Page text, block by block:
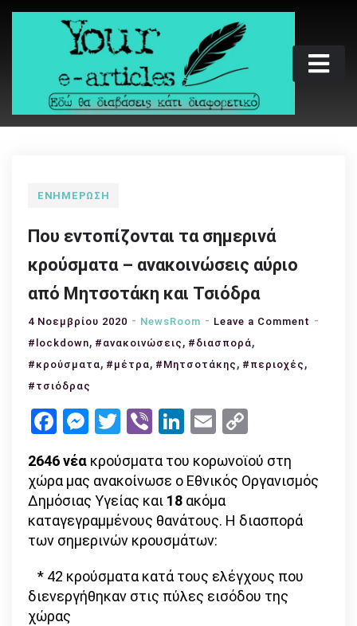
Skip
Your e-articles
Εδώ θα διαβάσεις κάτι διαφορετικό
ΕΝΗΜΈΡΩΣΗ
Που εντοπίζονται τα σημερινά
κρούσματα – ανακοινώσεις αύριο
από Μητσοτάκη και Τσιόδρα
4 Νοεμβρίου 2020 NewsRoom Leave a Comment on
αύριο
#lockdown, #ανακοινώσεις , #διασπορά,
#κρούσματα, #μέτρα, #Μητσοτάκης , #περιοχές ,
#τσιόδρας
Facebook
Messenger
Twitter
ViberLinkedIn
Email
Link
2646νέα κρούσματα του κορωνοϊού στη
χώρα μας ανακοίνωσε ο Εθνικός Οργανισμός
Δημόσιας Υγείας και 18 ακόμα
καταγεγραμμένους θανάτους. Η διασπορά
των σημερινών κρουσμάτων:
* 42 κρούσματα κατά τους ελέγχους που
διενεργήθηκαν στις πύλες εισόδου της
χώρας